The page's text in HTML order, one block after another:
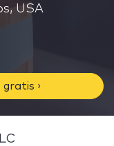
USA
›